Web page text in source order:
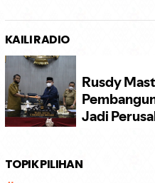
KAILI RADIO
TOPIK PILIHAN